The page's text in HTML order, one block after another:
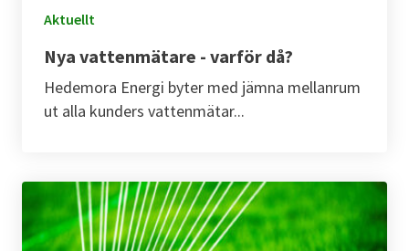
Aktuellt
Nya vattenmätare - varför då?
Hedemora Energi byter med jämna mellanrum
ut alla kunders vattenmätar...